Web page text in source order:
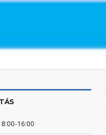
8:00-16:00